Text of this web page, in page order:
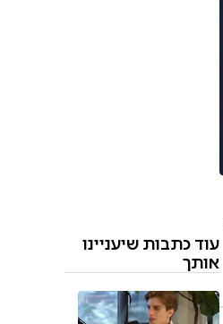
עוד כתבות שיעניינו
אותך